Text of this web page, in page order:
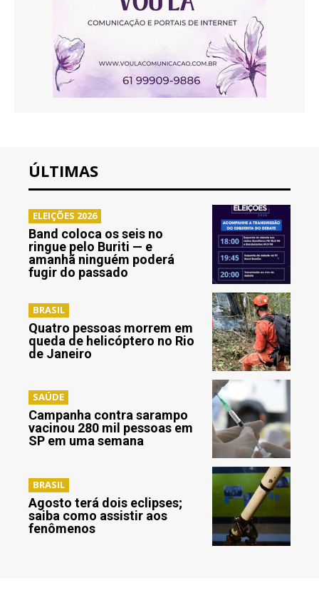
ÚLTIMAS
ELEIÇÕES 2026
Band coloca os seis no
ringue pelo Buriti — e
amanhã ninguém poderá
fugir do passado
BRASIL
Quatro pessoas morrem em
queda de helicóptero no Rio
de Janeiro
SAÚDE
Campanha contra sarampo
vacinou 280 mil pessoas em
SP em uma semana
BRASIL
Agosto terá dois eclipses;
saiba como assistir aos
fenômenos